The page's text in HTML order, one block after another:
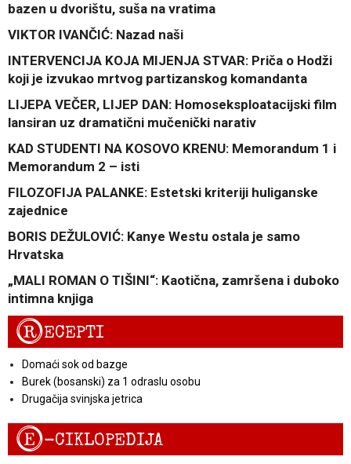
bazen u dvorištu, suša na vratima
VIKTOR IVANČIĆ: Nazad naši
INTERVENCIJA KOJA MIJENJA STVAR: Priča o Hodži
koji je izvukao mrtvog partizanskog komandanta
LIJEPA VEČER, LIJEP DAN: Homoseksploatacijski film
lansiran uz dramatični mučenički narativ
KAD STUDENTI NA KOSOVO KRENU: Memorandum 1 i
Memorandum 2 – isti
FILOZOFIJA PALANKE: Estetski kriteriji huliganske
zajednice
BORIS DEŽULOVIĆ: Kanye Westu ostala je samo
Hrvatska
„MALI ROMAN O TIŠINI“: Kaotična, zamršena i duboko
intimna knjiga
RECEPTI
Domaći sok od bazge
Burek (bosanski) za 1 odraslu osobu
Drugačija svinjska jetrica
E-CIKLOPEDIJA